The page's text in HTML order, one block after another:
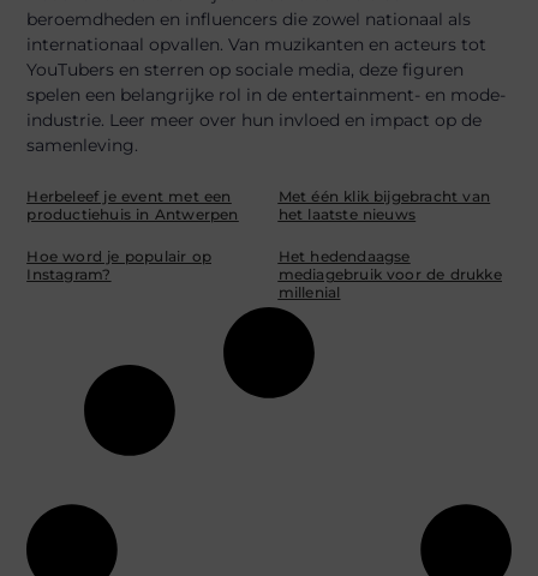
beroemdheden en influencers die zowel nationaal als
internationaal opvallen. Van muzikanten en acteurs tot
YouTubers en sterren op sociale media, deze figuren
spelen een belangrijke rol in de entertainment- en mode-
industrie. Leer meer over hun invloed en impact op de
samenleving.
Herbeleef je event met een
productiehuis in Antwerpen
Met één klik bijgebracht van
het laatste nieuws
Hoe word je populair op
Instagram?
Het hedendaagse
mediagebruik voor de drukke
millenial